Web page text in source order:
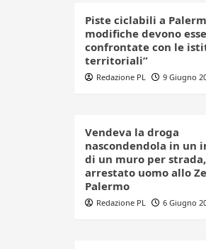
Piste ciclabili a
modifiche devono
confrontate con le
territoriali”
Redazione PL 9 Giugno
Vendeva la droga
nascondendola in un
di un muro per strada,
arrestato uomo allo
Palermo
Redazione PL 6 Giugno